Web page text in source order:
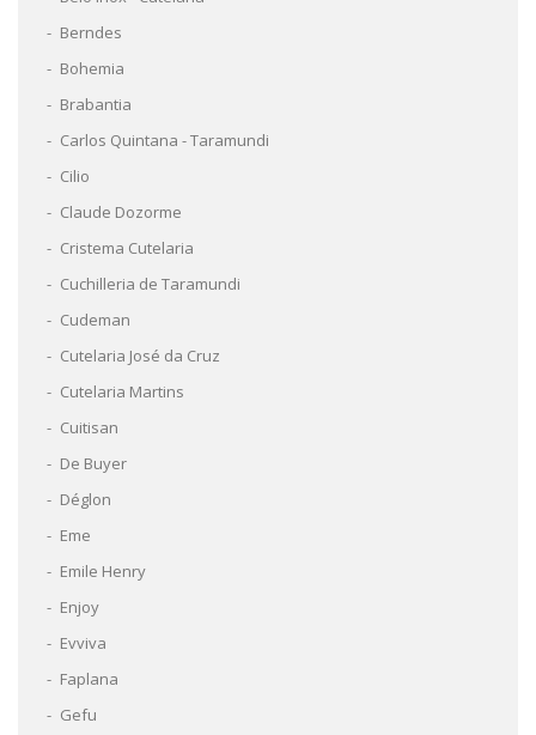
Berndes
Bohemia
Brabantia
Carlos Quintana - Taramundi
Cilio
Claude Dozorme
Cristema Cutelaria
Cuchilleria de Taramundi
Cudeman
Cutelaria José da Cruz
Cutelaria Martins
Cuitisan
De Buyer
Déglon
Eme
Emile Henry
Enjoy
Evviva
Faplana
Gefu